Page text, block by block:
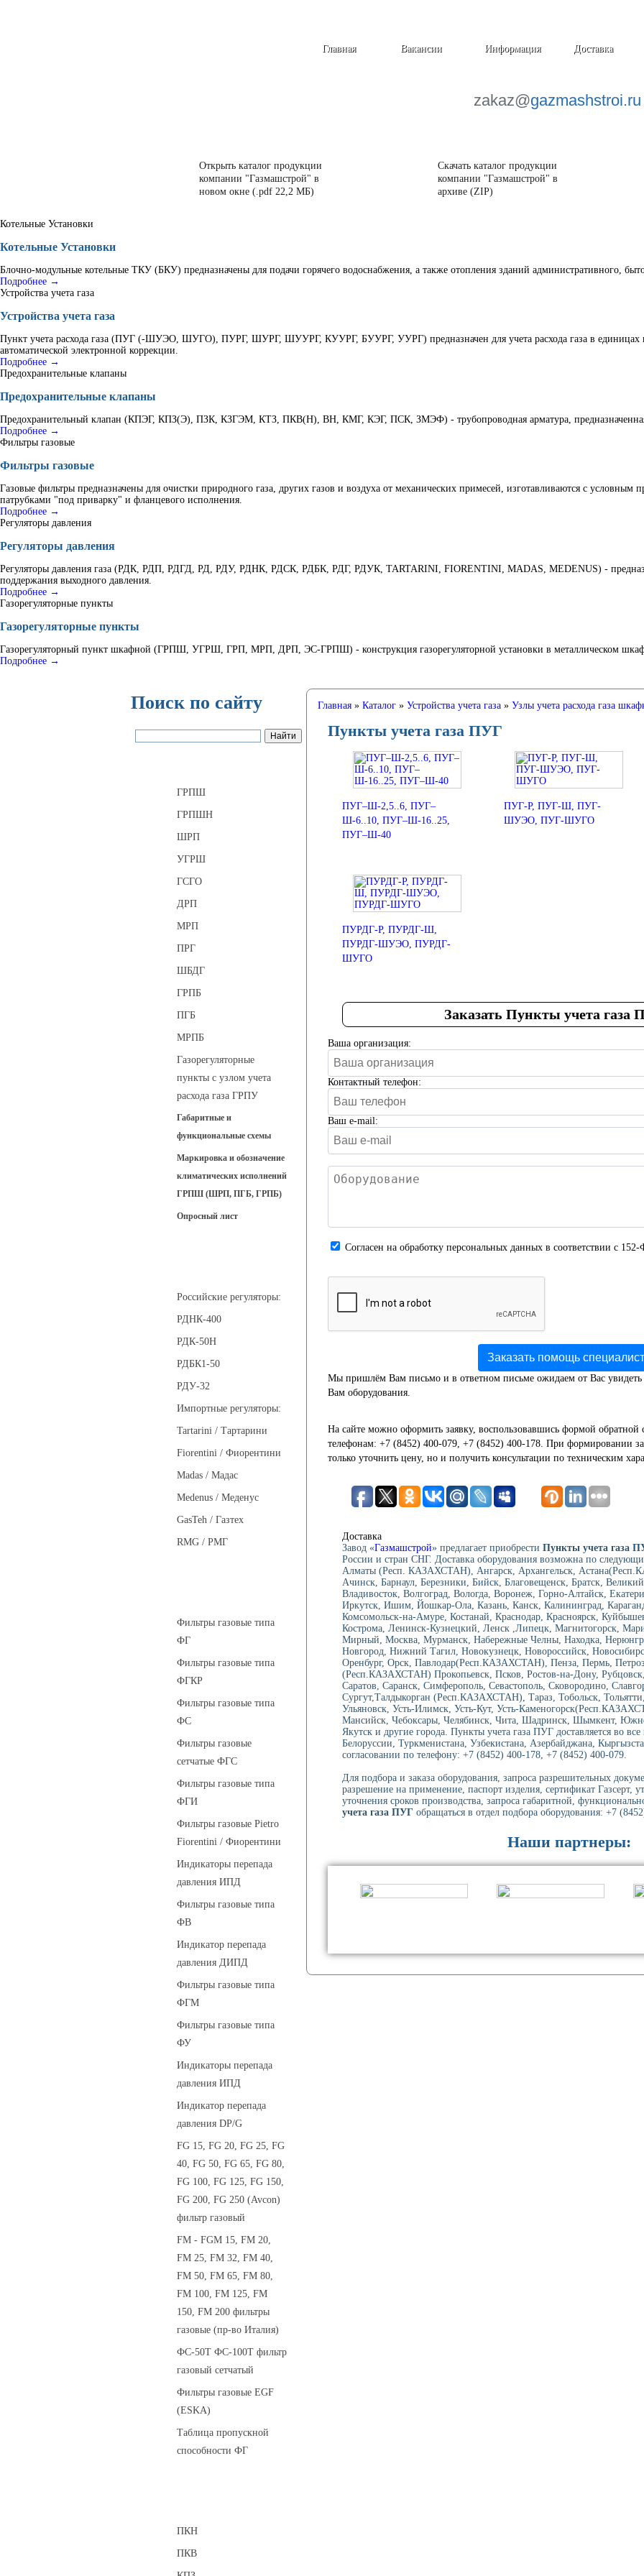
Доставка
Информация
Вакансии
Главная
zakaz@gazmashstroi.ru
Открыть каталог продукции
компании "Газмашстрой" в
новом окне (.pdf 22,2 МБ)
Скачать каталог продукции
компании "Газмашстрой" в
архиве (ZIP)
Котельные Установки
Котельные Установки
Блочно-модульные котельные ТКУ (БКУ) предназначены для подачи горячего водоснабжения, а также отопления зданий административного,
Подробнее →
Устройства учета газа
Устройства учета газа
Пункт учета расхода газа (ПУГ (-ШУЭО, ШУГО), ПУРГ, ШУРГ, ШУУРГ, КУУРГ, БУУРГ, УУРГ) предназначен для учета расхода газа в единицах
автоматической электронной коррекции.
Подробнее →
Предохранительные клапаны
Предохранительные клапаны
Предохранительный клапан (КПЭГ, КПЗ(Э), ПЗК, КЗГЭМ, КТЗ, ПКВ(Н), ВН, КМГ, КЭГ, ПСК, ЗМЭФ) - трубопроводная арматура, предназначенная
Подробнее →
Фильтры газовые
Фильтры газовые
Газовые фильтры предназначены для очистки природного газа, других газов и воздуха от механических примесей, изготавливаются с
патрубками "под приварку" и фланцевого исполнения.
Подробнее →
Регуляторы давления
Регуляторы давления
Регуляторы давления газа (РДК, РДП, РДГД, РД, РДУ, РДНК, РДСК, РДБК, РДГ, РДУК, TARTARINI, FIORENTINI, MADAS, MEDENUS) -
поддержания выходного давления.
Подробнее →
Газорегуляторные пункты
Газорегуляторные пункты
Газорегуляторный пункт шкафной (ГРПШ, УГРШ, ГРП, МРП, ДРП, ЭС-ГРПШ) - конструкция газорегуляторной установки в металлическом
Подробнее →
Поиск по сайту
ГРПШ
ГРПШН
ШРП
УГРШ
ГСГО
ДРП
МРП
ПРГ
ШБДГ
ГРПБ
ПГБ
МРПБ
Газорегуляторные
пункты с узлом учета
расхода газа ГРПУ
Габаритные и
функциональные схемы
Маркировка и обозначение
климатических исполнений
ГРПШ (ШРП, ПГБ, ГРПБ)
Опросный лист
Российские регуляторы:
РДНК-400
РДК-50Н
РДБК1-50
РДУ-32
Импортные регуляторы:
Tartarini / Тартарини
Fiorentini / Фиорентини
Madas / Мадас
Medenus / Меденус
GasTeh / Газтех
RMG / РМГ
Фильтры газовые типа
ФГ
Фильтры газовые типа
ФГКР
Фильтры газовые типа
ФС
Фильтры газовые
сетчатые ФГС
Фильтры газовые типа
ФГИ
Фильтры газовые Pietro
Fiorentini / Фиорентини
Индикаторы перепада
давления ИПД
Фильтры газовые типа
ФВ
Индикатор перепада
давления ДИПД
Фильтры газовые типа
ФГМ
Фильтры газовые типа
ФУ
Индикаторы перепада
давления ИПД
Индикатор перепада
давления DP/G
FG 15, FG 20, FG 25, FG
40, FG 50, FG 65, FG 80,
FG 100, FG 125, FG 150,
FG 200, FG 250 (Avcon)
фильтр газовый
FM - FGM 15, FM 20,
FM 25, FM 32, FM 40,
FM 50, FM 65, FM 80,
FM 100, FM 125, FM
150, FM 200 фильтры
газовые (пр-во Италия)
ФС-50Т ФС-100Т фильтр
газовый сетчатый
Фильтры газовые EGF
(ESKA)
Таблица пропускной
способности ФГ
ПКН
ПКВ
Главная» Каталог» Устройства учета газа» Узлы учета расхода газа
Пункты учета газа ПУГ
ПУГ–Ш-2,5..6, ПУГ–
Ш-6..10, ПУГ–Ш-16..25,
ПУГ–Ш-40
ПУГ-Р, ПУГ-Ш, ПУГ-
ШУЭО, ПУГ-ШУГО
ПУРДГ-Р, ПУРДГ-Ш,
ПУРДГ-ШУЭО, ПУРДГ-
ШУГО
Заказать Пункты учета газа
Ваша организация:
Контактный телефон:
Ваш e-mail:
Cогласен на обработку персональных данных в соответствии с
Заказать помощь
Мы пришлём Вам письмо и в ответном письме ожидаем от Вас увидеть
Вам оборудования.
На сайте можно оформить заявку, воспользовавшись формой
телефонам: +7 (8452) 400-079, +7 (8452) 400-178. При формировании
только уточнить цену, но и получить консультации по техническим
Доставка
Завод «Газмашстрой» предлагает приобрести Пункты учета газа
России и стран СНГ. Доставка оборудования возможна по
Алматы (Респ. КАЗАХСТАН), Ангарск, Архангельск,
Ачинск, Барнаул, Березники, Бийск, Благовещенск, Братск,
Владивосток, Волгоград, Вологда, Воронеж, Горно-Алтайск,
Иркутск, Ишим, Йошкар-Ола, Казань, Канск, Калининград,
Комсомольск-на-Амуре, Костанай, Краснодар, Красноярск,
Кострома, Ленинск-Кузнецкий, Ленск ,Липецк, Магнитогорск,
Мирный, Москва, Мурманск, Набережные Челны, Находка,
Новгород, Нижний Тагил, Новокузнецк, Новороссийск,
Оренбург, Орск, Павлодар(Респ.КАЗАХСТАН), Пенза, Пермь,
(Респ.КАЗАХСТАН) Прокопьевск, Псков, Ростов-на-Дону, Рубцовск,
Саратов, Саранск, Симферополь, Севастополь, Сковородино,
Сургут,Талдыкорган (Респ.КАЗАХСТАН), Тараз, Тобольск,
Ульяновск, Усть-Илимск, Усть-Кут, Усть-
Мансийск, Чебоксары, Челябинск, Чита, Шадринск, Шымкент,
Якутск и другие города. Пункты учета газа ПУГ доставляется во все
Белоруссии, Туркменистана, Узбекистана, Азербайджана,
согласовании по телефону: +7 (8452) 400-178, +7 (8452) 400-079.
Для подбора и заказа оборудования, запроса разрешительных
разрешение на применение, паспорт изделия, сертификат Газсерт,
уточнения сроков производства, запроса габаритной,
учета газа ПУГ обращаться в отдел подбора оборудования: +7
Наши партнеры: